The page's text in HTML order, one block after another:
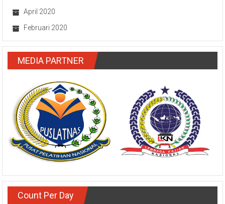
April 2020
Februari 2020
MEDIA PARTNER
Count Per Day